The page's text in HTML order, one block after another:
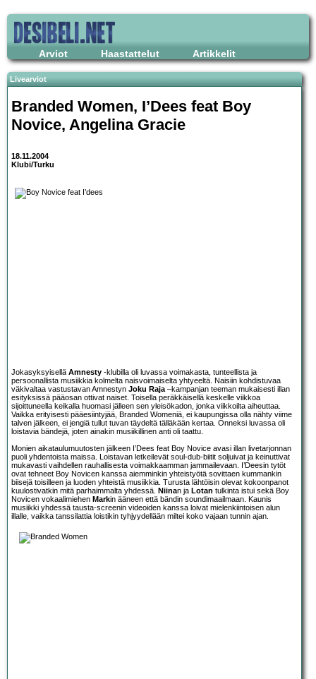
Arviot Haastattelut Artikkelit
Livearviot
Branded Women, I’Dees feat Boy
Novice, Angelina Gracie
18.11.2004
Klubi/Turku
Jokasyksyisellä Amnesty -klubilla oli luvassa voimakasta, tunteellista ja
persoonallista musiikkia kolmelta naisvoimaiselta yhtyeeltä. Naisiin kohdistuvaa
väkivaltaa vastustavan Amnestyn Joku Raja–kampanjan teeman mukaisesti illan
esityksissä pääosan ottivat naiset. Toisella peräkkäisellä keskelle viikkoa
sijoittuneella keikalla huomasi jälleen sen yleisökadon, jonka viikkoilta aiheuttaa.
Vaikka erityisesti pääesiintyjää, Branded Womeniä, ei kaupungissa olla nähty viime
talven jälkeen, ei jengiä tullut tuvan täydeltä tälläkään kertaa. Onneksi luvassa oli
loistavia bändejä, joten ainakin musiikillinen anti oli taattu.
Monien aikataulumuutosten jälkeen I’Dees feat Boy Novice avasi illan livetarjonnan
puoli yhdentoista maissa. Loistavan letkeilevät soul-dub-biitit soljuivat ja keinuttivat
mukavasti vaihdellen rauhallisesta voimakkaamman jammailevaan. I’Deesin tytöt
ovat tehneet Boy Novicen kanssa aiemminkin yhteistyötä sovittaen kummankin
biisejä toisilleen ja luoden yhteistä musiikkia. Turusta lähtöisin olevat kokoonpanot
kuulostivatkin mitä parhaimmalta yhdessä. Niinan ja Lotan tulkinta istui sekä Boy
Novicen vokaalimiehen Markin ääneen että bändin soundimaailmaan. Kaunis
musiikki yhdessä tausta-screenin videoiden kanssa loivat mielenkiintoisen alun
illalle, vaikka tanssilattia loistikin tyhjyydellään miltei koko vajaan tunnin ajan.